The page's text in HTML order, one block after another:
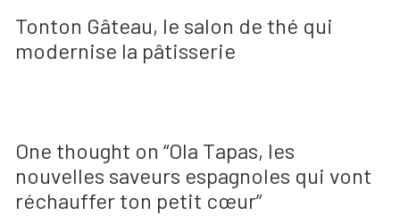
Tonton Gâteau, le salon de thé qui
modernise la pâtisserie
One thought on “Ola Tapas, les
nouvelles saveurs espagnoles qui vont
réchauffer ton petit cœur”